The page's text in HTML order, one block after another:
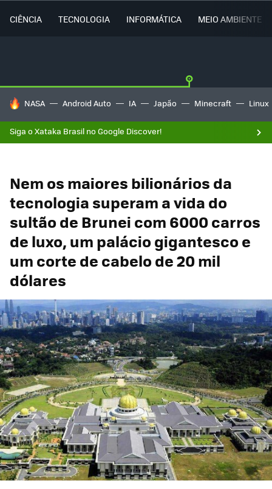
CIÊNCIA TECNOLOGIA INFORMÁTICA MEIO AMBIENTE
TENDÊNCIAS DO DIA
NASA Android Auto IA Japão Minecraft Linux
Siga o Xataka Brasil no Google Discover!
Nem os maiores bilionários da
tecnologia superam a vida do
sultão de Brunei com 6000 carros
de luxo, um palácio gigantesco e
um corte de cabelo de 20 mil
dólares